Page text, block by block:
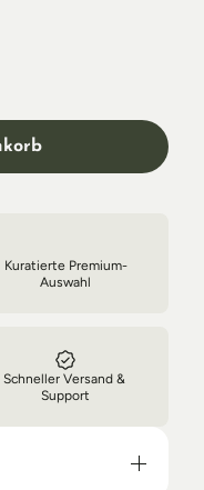
Kuratierte Premium-
Auswahl
Schneller Versand &
Support